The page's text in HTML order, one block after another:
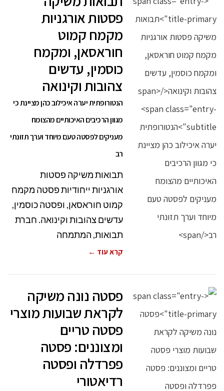
פסטות אורגניות
מקמח קמוט
חוראסאן, ומקמח
כוסמין, עדשים
צהובות וקינואה
הנטורופתית יערה איכילוב כהן מציינת כי
מגוון הרכיבים האיכותיים מהצומח
מעניקים לפסטה טעם מיוחד וערך תזונתי
רב
תבואות משיקה פסטות
אורגניות ייחודיות פסטה מקמח
קמוט חוראסאן, ופסטה כוסמין,
עדשים צהובות וקינואה. חברת
תבואות, המתמחה
קרא עוד ←
פסטה נונה משיקה
לקראת שבועות מוצרי
פסטה טריים
ומצוננים: פסטה
פפרדלה ופסטה
רדיאטורי